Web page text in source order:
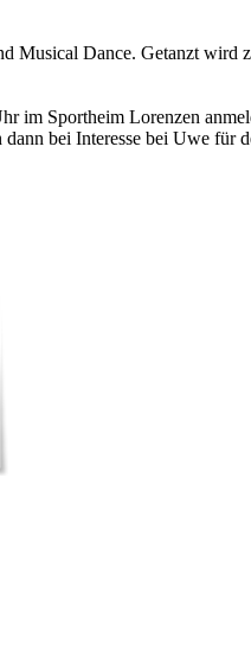
Dance. Getanzt wird
im Sportheim Lorenzen
bei Interesse bei Uwe für